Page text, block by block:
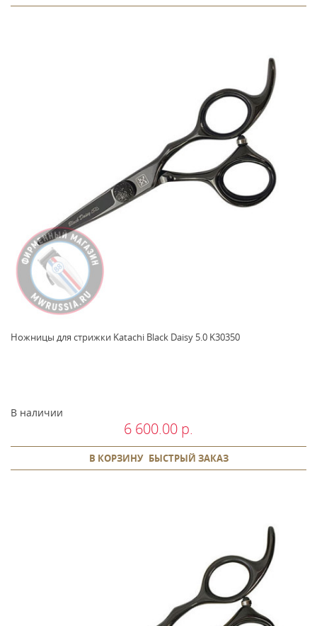
Ножницы для стрижки Katachi Black Daisy 5.0 K30350
В наличии
6 600.00 р.
В КОРЗИНУ БЫСТРЫЙ ЗАКАЗ